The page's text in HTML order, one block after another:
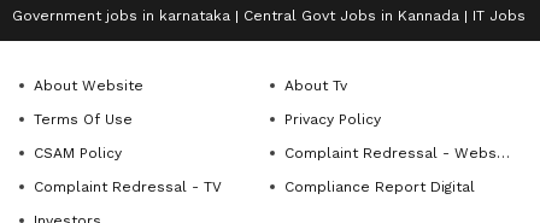
Government jobs in karnataka
Central Govt Jobs in Kannada IT Jobs
About Website
About Tv
Terms Of Use
Privacy Policy
CSAM Policy
Complaint Redressal - Website
Complaint Redressal - TV
Compliance Report Digital